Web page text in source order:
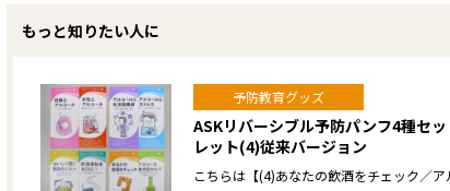
もっと知りたい人に
予防教育グッズ
ASKリバーシブル予防パンフ4種セ
レット(4)従来バージョン
こちらは【(4)あなたの飲酒をチェック／